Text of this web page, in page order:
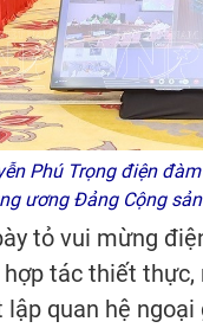
Phú Trọng điện
ương Đảng Cộng
tỏ vui mừng
tác thiết
quan hệ